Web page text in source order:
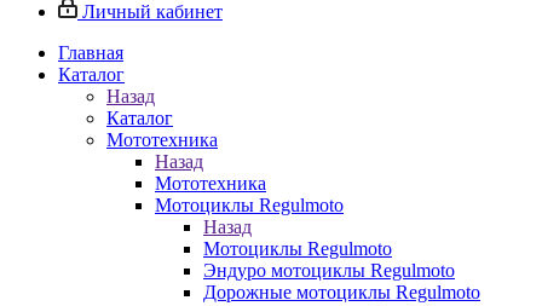
Личный кабинет
Главная
Каталог
Назад
Каталог
Мототехника
Назад
Мототехника
Мотоциклы Regulmoto
Назад
Мотоциклы Regulmoto
Эндуро мотоциклы Regulmoto
Дорожные мотоциклы Regulmoto